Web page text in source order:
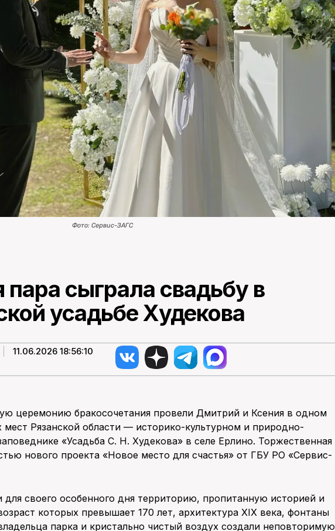
Фото: Сервис-ЗАГС
пара сыграла свадьбу в
усадьбе Худекова
11.06.2026 18:56:10
церемонию бракосочетания провели Дмитрий и Ксения в одном
Рязанской области — историко-культурном и природно-
«Усадьба С. Н. Худекова» в селе Ерлино. Торжественная
нового проекта «Новое место для счастья» от ГБУ РО «Сервис-
своего особенного дня территорию, пропитанную историей и
которых превышает 170 лет, архитектура XIX века, фонтаны
парка и кристально чистый воздух создали неповторимую